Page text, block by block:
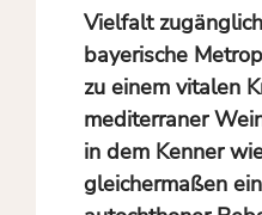
Vielfalt
bayerische
zu einem vitalen
mediterraner
in dem Kenner
gleichermaßen